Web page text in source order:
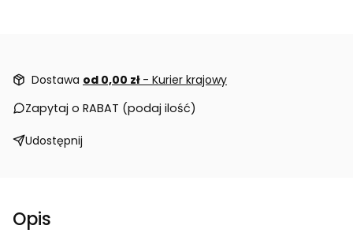
Dostawa od 0,00 zł - Kurier krajowy
Zapytaj o RABAT (podaj ilość)
Udostępnij
Opis